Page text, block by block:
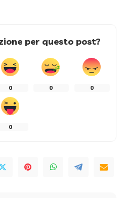
per questo post?
0 0 0
0